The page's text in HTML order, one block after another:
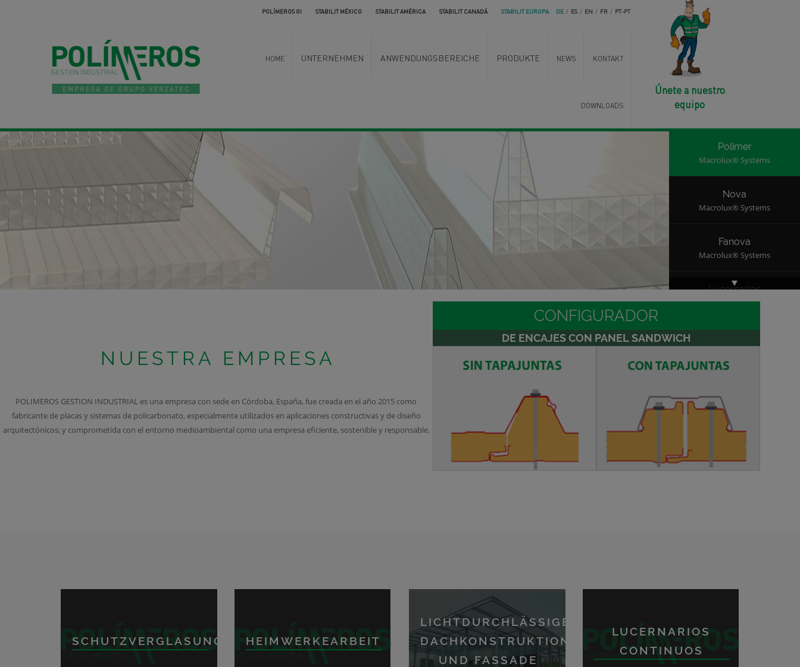
DE / ES / EN / FR / PT-PT
POLÍMEROS GI STABILIT MÉXICO STABILIT AMÉRICA STABILIT CANADÁ STABILIT EUROPA
HOME UNTERNEHMEN ANWENDUNGSBEREICHE PRODUKTE NEWS KONTAKT
DOWNLOADS
Únete a nuestro
equipo
Sistema de policarbonato celular para montaje con cubierta de panel
Polimer
Macrolux® Systems
Nova
Macrolux® Systems
Fanova
Macrolux® Systems
Lucernarios
Macrolux® Systems
Macrolux®
Multiwall
Macrolux®
CONFIGURADOR
DE ENCAJES CON PANEL SANDWICH
NUESTRA EMPRESA
POLIMEROS GESTION INDUSTRIAL es una empresa con sede en Córdoba, España, fue creada en el año 2015 como
fabricante de placas y sistemas de policarbonato, especialmente utilizados en aplicaciones constructivas y de diseño
arquitectónicos; y comprometida con el entorno medioambiental como una empresa eficiente, sostenible y responsable.
SCHUTZVERGLASUNG HEIMWERKEARBEIT
LICHTDURCHLÄSSIGE
DACHKONSTRUKTIONEN
UND FASSADE
LUCERNARIOS
CONTINUOS